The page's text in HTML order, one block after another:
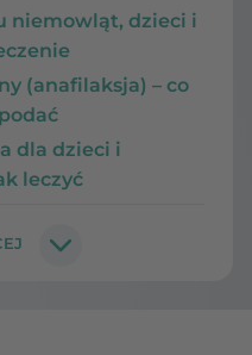
niemowląt, dzieci i
(anafilaksja) – co
dla dzieci i
leczyć